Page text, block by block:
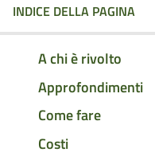
INDICE DELLA PAGINA
A chi è rivolto
Approfondimenti
Come fare
Costi